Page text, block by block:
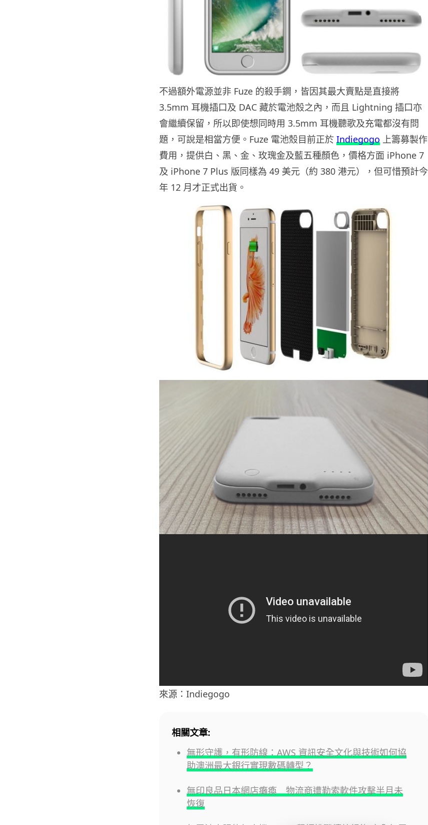
不過額外電源並非 Fuze 的殺手鐧，皆因其最大賣點是直接將
3.5mm 耳機插口及 DAC 藏於電池殼之內，而且 Lightning 插口亦
會繼續保留，所以即使想同時用 3.5mm 耳機聽歌及充電都沒有問
題，可說是相當方便。Fuze 電池殼目前正於 Indiegogo 上籌募製作
費用，提供白、黑、金、玫瑰金及藍五種顏色，價格方面 iPhone 7
及 iPhone 7 Plus 版同樣為 49 美元（約 380 港元），但可惜預計今
年 12 月才正式出貨。
來源：Indiegogo
相關文章:
無形守護，有形防線：AWS 資訊安全文化與技術如何協
助澳洲最大銀行實現數碼轉型？
無印良品日本網店癱瘓 物流商遭勒索軟件攻擊半月未
恢復